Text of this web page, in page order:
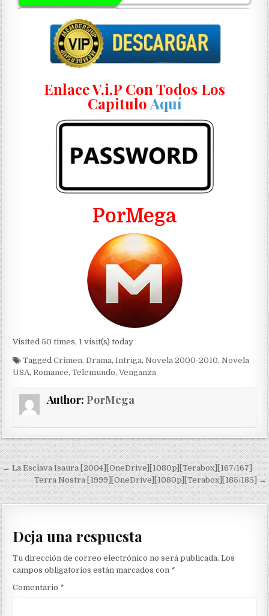
Enlace V.i.P Con Todos Los
Capitulo Aquí
PorMega
Visited 50 times, 1 visit(s) today
TaggedCrimen,Drama,Intriga,Novela 2000-2010,Novela
USA,Romance,Telemundo,Venganza
Author: PorMega
Navegación de entradas
← La Esclava Isaura [2004][OneDrive][1080p][Terabox][167/167]
Terra Nostra [1999][OneDrive][1080p][Terabox][185/185] →
Deja una respuesta
Tu dirección de correo electrónico no será publicada. Los
campos obligatorios están marcados con *
Comentario *